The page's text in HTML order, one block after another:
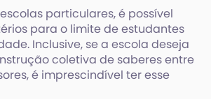
particulares, é possível
para o limite de estudantes
Inclusive, se a escola deseja
coletiva de saberes entre
é imprescindível ter esse